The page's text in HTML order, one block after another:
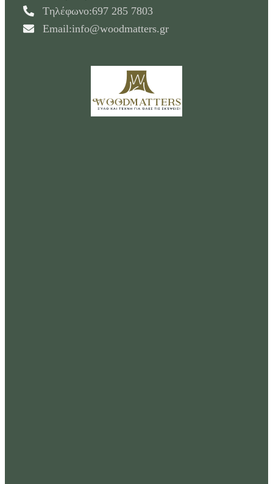
Tηλέφωνο:697 285 7803
Email:info@woodmatters.gr